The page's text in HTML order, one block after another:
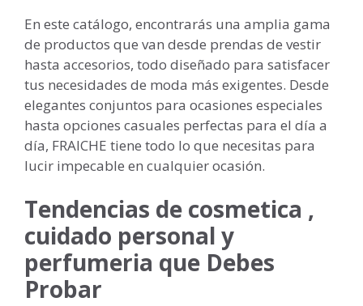
En este catálogo, encontrarás una amplia gama
de productos que van desde prendas de vestir
hasta accesorios, todo diseñado para satisfacer
tus necesidades de moda más exigentes. Desde
elegantes conjuntos para ocasiones especiales
hasta opciones casuales perfectas para el día a
día, FRAICHE tiene todo lo que necesitas para
lucir impecable en cualquier ocasión.
Tendencias de cosmetica ,
cuidado personal y
perfumeria que Debes
Probar